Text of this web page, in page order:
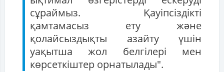
сұраймыз. Қауіпсіздікті
қамтамасыз ету және
қолайсыздықты азайту үшін
уақытша жол белгілері мен
көрсеткіштер орнатылады".